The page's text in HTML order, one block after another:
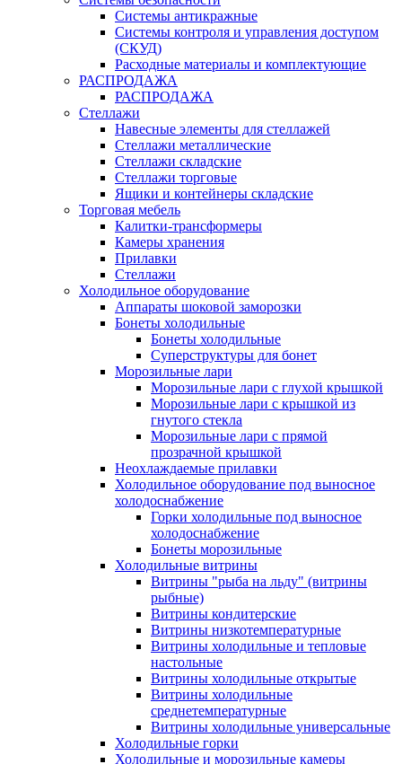
Системы антикражные
Системы контроля и управления доступом
(СКУД)
Расходные материалы и комплектующие
РАСПРОДАЖА
РАСПРОДАЖА
Стеллажи
Навесные элементы для стеллажей
Стеллажи металлические
Стеллажи складские
Стеллажи торговые
Ящики и контейнеры складские
Торговая мебель
Калитки-трансформеры
Камеры хранения
Прилавки
Стеллажи
Холодильное оборудование
Аппараты шоковой заморозки
Бонеты холодильные
Бонеты холодильные
Суперструктуры для бонет
Морозильные лари
Морозильные лари с глухой крышкой
Морозильные лари с крышкой из
гнутого стекла
Морозильные лари с прямой
прозрачной крышкой
Неохлаждаемые прилавки
Холодильное оборудование под выносное
холодоснабжение
Горки холодильные под выносное
холодоснабжение
Бонеты морозильные
Холодильные витрины
Витрины "рыба на льду" (витрины
рыбные)
Витрины кондитерские
Витрины низкотемпературные
Витрины холодильные и тепловые
настольные
Витрины холодильные открытые
Витрины холодильные
среднетемпературные
Витрины холодильные универсальные
Холодильные горки
Холодильные и морозильные камеры